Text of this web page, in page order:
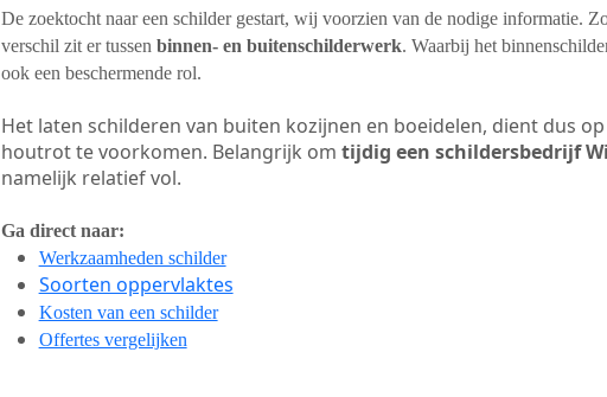
De zoektocht naar een schilder gestart, wij voorzien van de nodige informatie.
verschil zit er tussen binnen- en buitenschilderwerk. Waarbij het
ook een beschermende rol.
Het laten schilderen van buiten kozijnen en boeidelen, dient dus
houtrot te voorkomen. Belangrijk om tijdig een schildersbedrijf
namelijk relatief vol.
Ga direct naar:
Werkzaamheden schilder
Soorten oppervlaktes
Kosten van een schilder
Offertes vergelijken